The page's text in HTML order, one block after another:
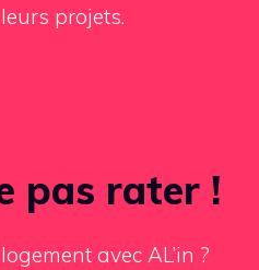
projets.
pas rater !
avec AL’in ?